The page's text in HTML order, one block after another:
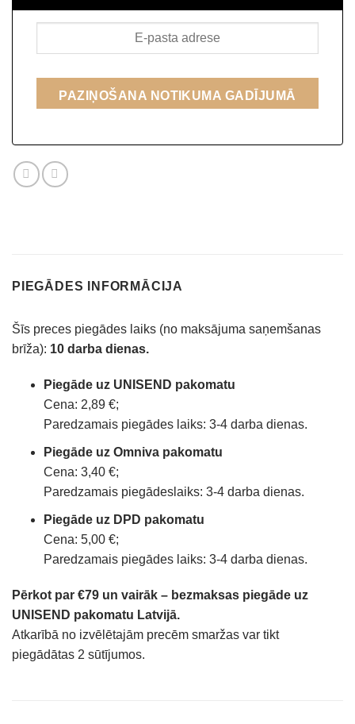
PAZIŅOŠANA NOTIKUMA GADĪJUMĀ
PIEGĀDES INFORMĀCIJA
Šīs preces piegādes laiks (no maksājuma saņemšanas
brīža): 10 darba dienas.
Piegāde uz UNISEND pakomatu
Cena: 2,89 €;
Paredzamais piegādes laiks: 3-4 darba dienas.
Piegāde uz Omniva pakomatu
Cena: 3,40 €;
Paredzamais piegādeslaiks: 3-4 darba dienas.
Piegāde uz DPD pakomatu
Cena: 5,00 €;
Paredzamais piegādes laiks: 3-4 darba dienas.
Pērkot par €79 un vairāk – bezmaksas piegāde uz
UNISEND pakomatu Latvijā.
Atkarībā no izvēlētajām precēm smaržas var tikt
piegādātas 2 sūtījumos.